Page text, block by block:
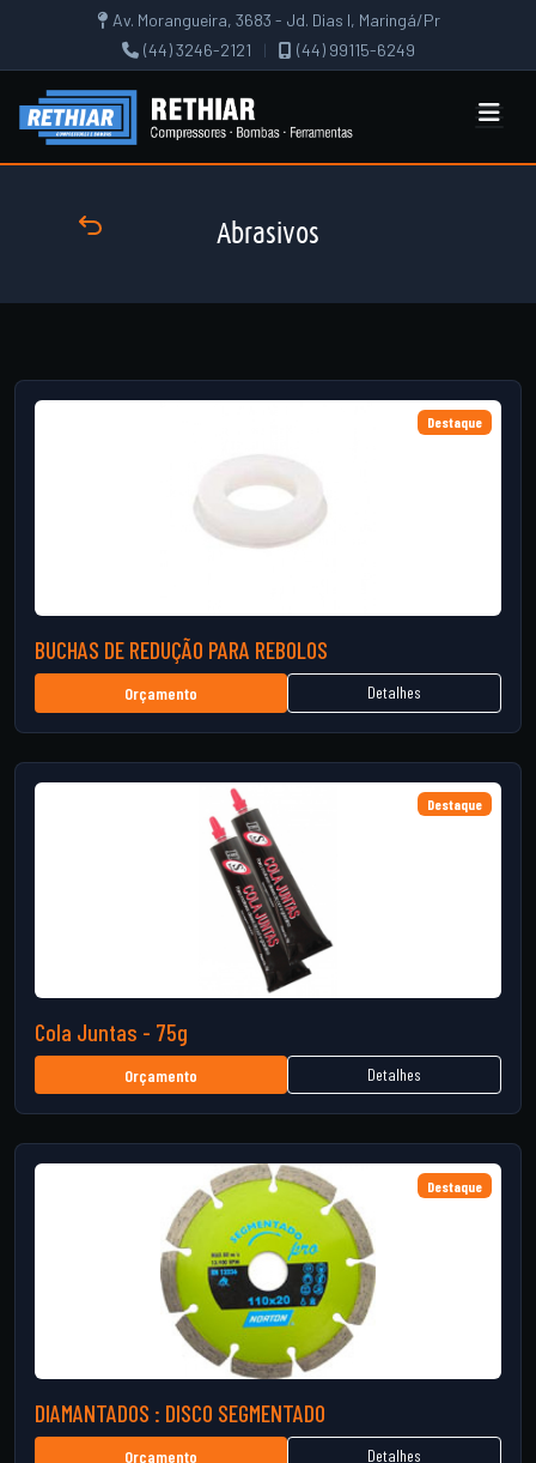
Av. Morangueira, 3683 - Jd. Dias I, Maringá/Pr
(44) 3246-2121
| (44) 99115-6249
Abrasivos
Destaque
BUCHAS DE REDUÇÃO PARA REBOLOS
Orçamento Detalhes
Destaque
Cola Juntas - 75g
Orçamento Detalhes
Destaque
DIAMANTADOS : DISCO SEGMENTADO
Orçamento Detalhes